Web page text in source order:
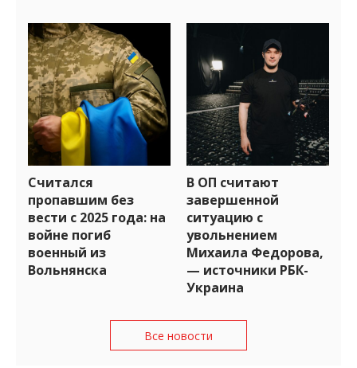
Считался
пропавшим без
вести с 2025 года: на
войне погиб
военный из
Вольнянска
В ОП считают
завершенной
ситуацию с
увольнением
Михаила Федорова,
— источники РБК-
Украина
Все новости